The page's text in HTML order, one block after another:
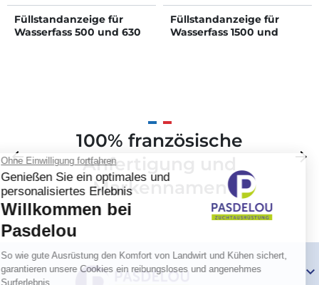
Füllstandanzeige für
Wasserfass 500 und 630
Füllstandanzeige für
Wasserfass 1500 und
Zurück
arrow_back
100% französische
Anfertigung und
Markennamen
Weiter
arrow_forward
